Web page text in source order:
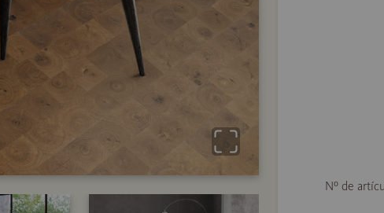
Nº de